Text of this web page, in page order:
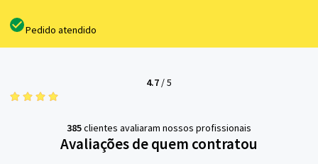
Pedido atendido
4.7 /5
385clientes avaliaram nossos profissionais
Avaliações de quem contratou